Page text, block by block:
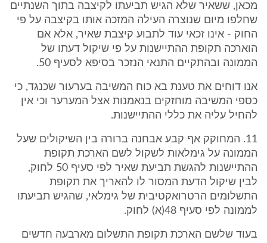
מכאן, ששאיר שלא הגיש תביעתו לקיצבה בתוך השנתיים
שחלפו מיום שנוצרה העילה המזכה אותו בקיצבה על פי
החוק - אינו זכאי עוד לתבוע קיצבת שאיר, אלא אם
הוארכה תקופת ההתיישנות על פי שיקול דעתו של
הממונה ובהתקיים התנאי הנזכר בסיפא לסעיף 50.
אנו דוחים את טענת בא כוח המשיבה בערעור שכנגד, כי
כספי המשיבה מוחזקים בנאמנות אצל המערער וכי אין
להחיל עליה את כללי ההתיישנות.
11. המחוקק אף קבע אבחנה ברורה בין השיקולים שעל
הממונה על גימלאות לשקול לשם הארכת תקופת
ההתיישנות להגשת תביעת שאיר לפי סעיף 50 לחוק,
לבין שיקול הדעת המסור לו להאריך את תקופת
התשלומים הרטרואקטיבית של גימלאי, שהגיש תביעתו
לממונה לפי סעיף 48(א) לחוק.
בעוד שלשם הארכת תקופת התשלום מארבעה חדשים